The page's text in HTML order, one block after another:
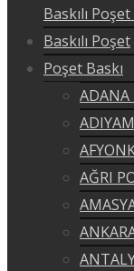
Baskılı
Baskılı Poşet
Poşet Baskı
ADANA
AĞRI